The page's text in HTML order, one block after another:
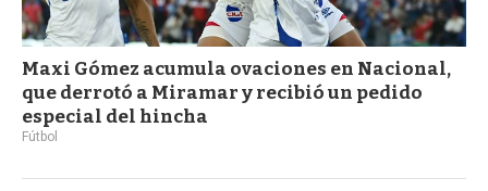
Maxi Gómez acumula ovaciones en Nacional,
que derrotó a Miramar y recibió un pedido
especial del hincha
Fútbol